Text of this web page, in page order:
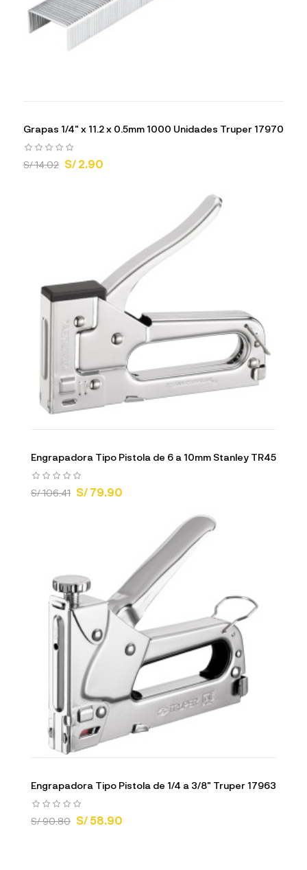
Grapas 1/4" x 11.2 x 0.5mm 1000 Unidades Truper 17970
S/ 14.02 S/ 2.90
Engrapadora Tipo Pistola de 6 a 10mm Stanley TR45
S/ 106.41 S/ 79.90
Engrapadora Tipo Pistola de 1/4 a 3/8" Truper 17963
S/ 90.80 S/ 58.90